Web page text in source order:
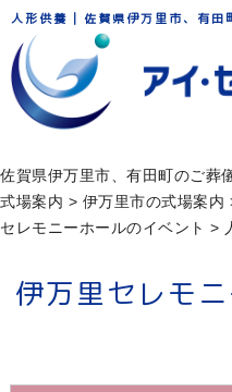
人形供養 | 佐賀県伊万里市、有田
佐賀県伊万里市、有田町のご葬
式場案内 > 伊万里市の式場案内
セレモニーホールのイベント >
伊万里セレモ